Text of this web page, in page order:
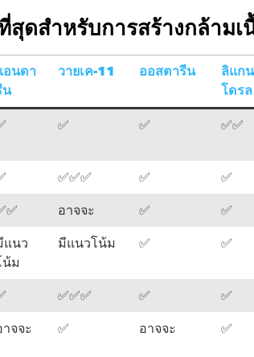
สุดสำหรับการสร้างกล้ามเ
อนดา
น
วายเค-11 ออสตารีน
ลิแกน
โดรล
✅️ ✅️ ✅️✅️
✅️✅️✅️ ✅️ ✅️
อาจจะ ✅️ ✅️
แนว
น้ม
มีแนวโน้ม ✅️ ✅️
✅️✅️✅️ ✅️ ✅️
าจจะ ✅️ อาจจะ ✅️